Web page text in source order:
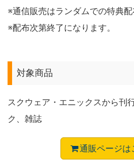
※通信販売はランダムでの特典配
※配布次第終了になります。
対象商品
スクウェア・エニックスから刊
ク、雑誌
通販ページは